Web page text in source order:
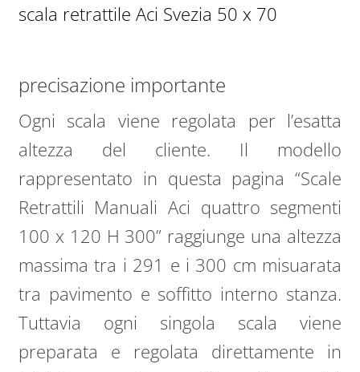
scala retrattile Aci Svezia 50 x 70
precisazione importante
Ogni scala viene regolata per l’esatta
altezza del cliente. Il modello
rappresentato in questa pagina “Scale
Retrattili Manuali Aci quattro segmenti
100 x 120 H 300” raggiunge una altezza
massima tra i 291 e i 300 cm misuarata
tra pavimento e soffitto interno stanza.
Tuttavia ogni singola scala viene
preparata e regolata direttamente in